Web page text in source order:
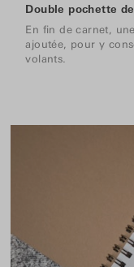
Double pochette
En fin de carnet,
ajoutée, pour y
volants.